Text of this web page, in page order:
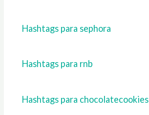
Hashtags para sephora
Hashtags para rnb
Hashtags para chocolatecookies